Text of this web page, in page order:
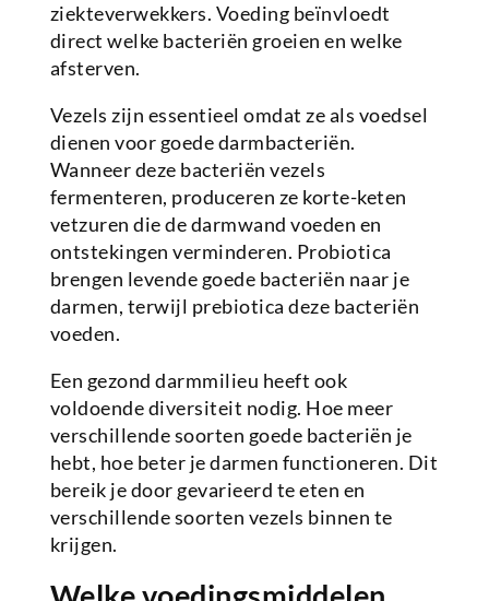
ziekteverwekkers. Voeding beïnvloedt
direct welke bacteriën groeien en welke
afsterven.
Vezels zijn essentieel omdat ze als voedsel
dienen voor goede darmbacteriën.
Wanneer deze bacteriën vezels
fermenteren, produceren ze korte-keten
vetzuren die de darmwand voeden en
ontstekingen verminderen. Probiotica
brengen levende goede bacteriën naar je
darmen, terwijl prebiotica deze bacteriën
voeden.
Een gezond darmmilieu heeft ook
voldoende diversiteit nodig. Hoe meer
verschillende soorten goede bacteriën je
hebt, hoe beter je darmen functioneren. Dit
bereik je door gevarieerd te eten en
verschillende soorten vezels binnen te
krijgen.